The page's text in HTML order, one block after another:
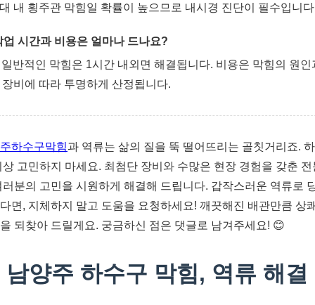
내 횡주관 막힘일 확률이 높으므로 내시경 진단이 필수입니
업 시간과 비용은 얼마나 드나요?
반적인 막힘은 1시간 내외면 해결됩니다. 비용은 막힘의 원인
장비에 따라 투명하게 산정됩니다.
하수구막힘과 역류는 삶의 질을 뚝 떨어뜨리는 골칫거리죠.
상 고민하지 마세요. 최첨단 장비와 수많은 현장 경험을 갖춘 전
러분의 고민을 시원하게 해결해 드립니다. 갑작스러운 역류로
면, 지체하지 말고 도움을 요청하세요! 깨끗해진 배관만큼 상
되찾아 드릴게요. 궁금하신 점은 댓글로 남겨주세요! 😊
남양주 하수구 막힘, 역류 해결